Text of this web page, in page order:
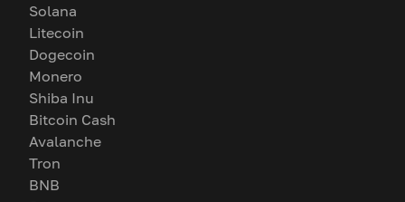
Solana
Litecoin
Dogecoin
Monero
Shiba Inu
Bitcoin Cash
Avalanche
Tron
BNB